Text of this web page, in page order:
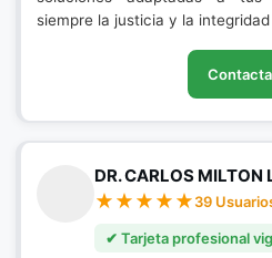
siempre la justicia y la
DR. CARLOS MILTON
39
✔ Tarjeta profesional